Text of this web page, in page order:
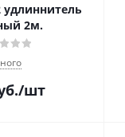
2м.
/шт